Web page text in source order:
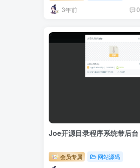
3年前 0
Joe开源目录程序系统带后台
会员专属 网站源码